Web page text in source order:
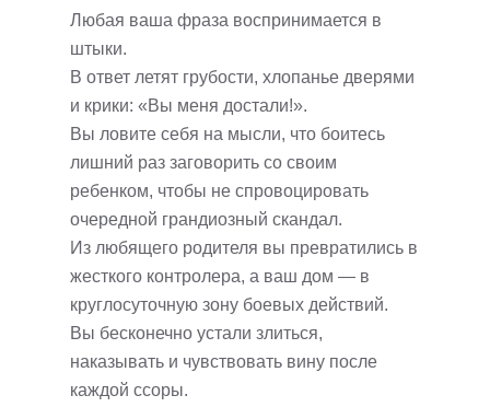
Любая ваша фраза воспринимается в
штыки.
В ответ летят грубости, хлопанье дверями
и крики: «Вы меня достали!».
Вы ловите себя на мысли, что боитесь
лишний раз заговорить со своим
ребенком, чтобы не спровоцировать
очередной грандиозный скандал.
Из любящего родителя вы превратились в
жесткого контролера, а ваш дом — в
круглосуточную зону боевых действий.
Вы бесконечно устали злиться,
наказывать и чувствовать вину после
каждой ссоры.